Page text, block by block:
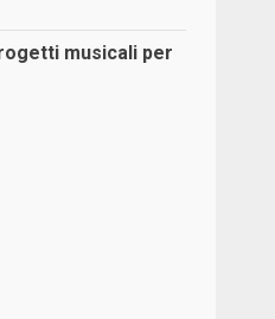
musicali per